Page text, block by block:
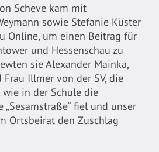
Scheve kam mit
sowie Stefanie Küster
Online, um einen Beitrag für
und Hessenschau zu
sie Alexander Mainka,
Illmer von der SV, die
in der Schule die
fiel und unser
Ortsbeirat den Zuschlag